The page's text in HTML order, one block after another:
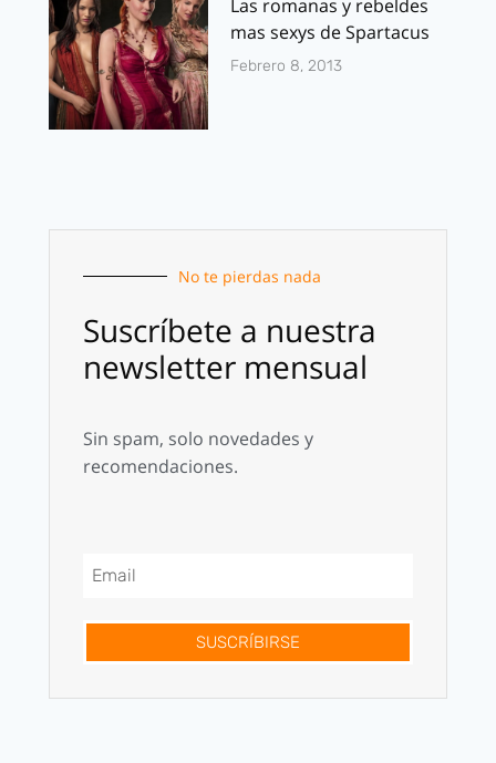
Las romanas y rebeldes
mas sexys de Spartacus
Febrero 8, 2013
No te pierdas nada
Suscríbete a nuestra
newsletter mensual
Sin spam, solo novedades y
recomendaciones.
SUSCRÍBIRSE